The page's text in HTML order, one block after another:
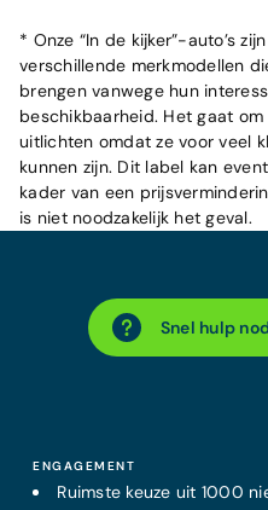
* Onze “In de kijker”-auto’s
verschillende merkmodellen
brengen vanwege hun
beschikbaarheid. Het gaat
uitlichten omdat ze voor veel
kunnen zijn. Dit label kan
kader van een
is niet noodzakelijk het geval.
Snel hulp
ENGAGEMENT
Ruimste keuze uit 1000